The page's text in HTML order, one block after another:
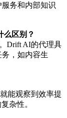
务和内部知识
么区别？
Drift AI的代理具
，如内容生
能观察到效率提
杂性。